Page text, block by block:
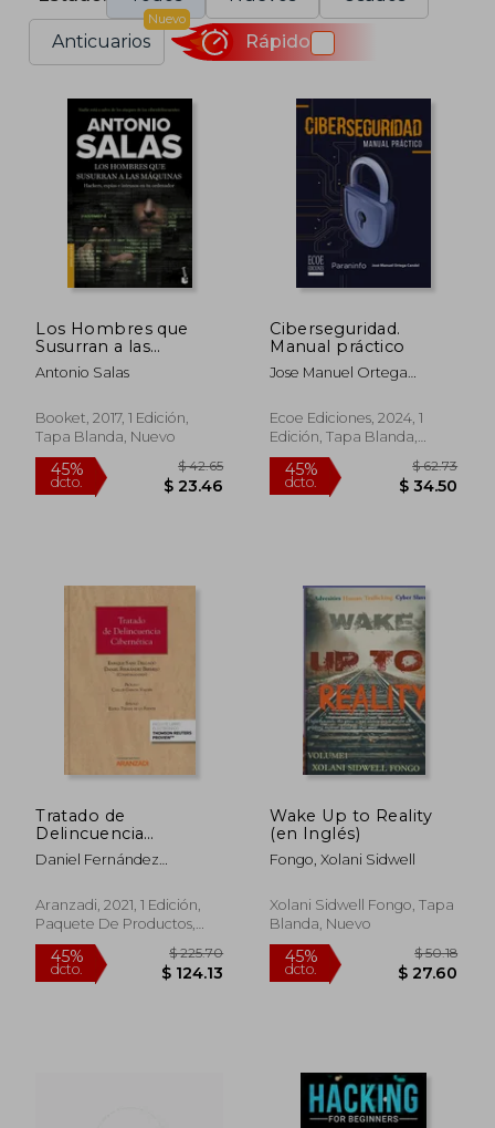
Anticuarios
Nuevo
Rápido
Los Hombres que
Susurran a las
Maquinas
Antonio Salas
Booket, 2017, 1 Edición,
Tapa Blanda, Nuevo
Ciberseguridad.
Manual práctico
Jose Manuel Ortega
Ecoe Ediciones, 2024, 1
Edición, Tapa Blanda,
Nuevo
45%
dcto.
Tratado de
Delincuencia
Cibernética (Papel +
E-Book): 1348 (Gran
Daniel Fernández
Delgado
Aranzadi, 2021, 1 Edición,
Paquete De Productos,
Nuevo
Wake Up to Reality
(en Inglés)
Fongo, Xolani Sidwell
Xolani Sidwell Fongo, Tapa
Blanda, Nuevo